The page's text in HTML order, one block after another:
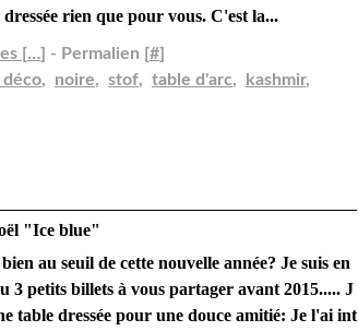
rien que pour vous. C'est la...
[…] - Permalien [#]
, noire, stof, table d'arc, kashmir,
"Ice blue"
au seuil de cette nouvelle année? Je suis en
3 petits billets à vous partager avant 2015..... J
table dressée pour une douce amitié: Je l'ai int